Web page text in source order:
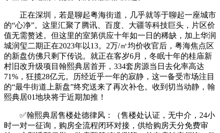
正在深圳，若是聊起粤海街道，几乎就等于聊起一座城市
的“心净”。这里汇聚了腾讯、百度、大疆等科技巨头，片区价
值无需赘述。但这里的室第供应十年如一日的稀缺，加上华润
城润玺二期正在2023年以13。2万/㎡均价收官后，粤海焦点区
的新盘仿佛只剩下传说。就正在客岁6月，冬眠十年的桂庙新
村旧改升级项目翰熙典居首开，334套房源当日去化率高达
71%，狂揽28亿元。历经近乎一年的寂静，这一备受市场注目
的“最牛街道上新盘”终究送来了再次补仓。收到切当动静，翰
熙典居01地块将于近期加推！
✅翰熙典居售楼处德律风：（售楼处认证，无中介，24小
时一对一征询，购房全流程闭环对接，供给购房天分免费审